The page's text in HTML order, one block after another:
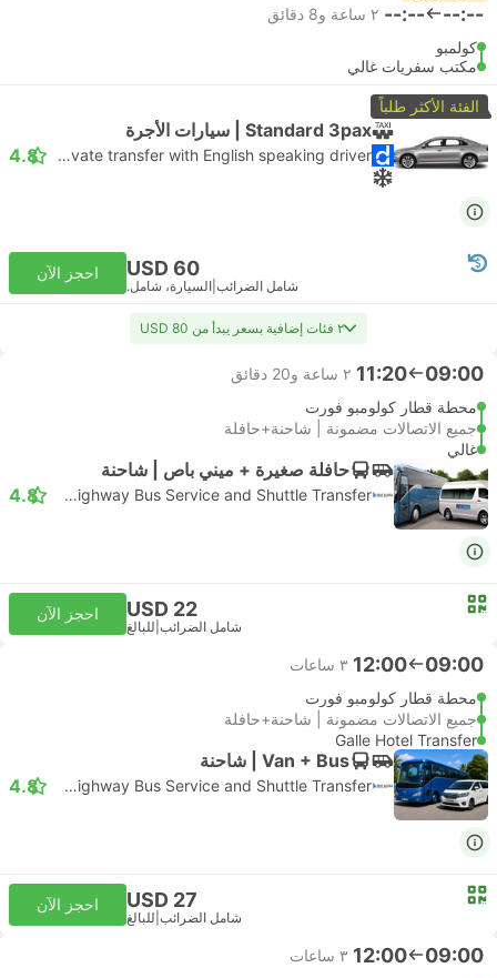
--:--
--:-- ٢ ساعة و‫8 دقائق
كولمبو
مكتب سفريات غالي
الفئة الأكثر طلباً
Standard 3pax | سيارات الأجرة
Daytrip private transfer with English speaking driver
4.8
USD 60
شامل الضرائب السيارة، شامل.
احجز الآن
٢ فئات إضافية بسعر يبدأ من USD 80
09:00
11:20 ٢ ساعة و‫20 دقائق
محطة قطار كولومبو فورت
جميع الاتصالات مضمونة | شاحنة+حافلة
غالي
حافلة صغيرة + ميني باص | شاحنة
SL Highway Bus Service and Shuttle Transfer
4.8
USD 22
شامل الضرائب للبالغ
احجز الآن
09:00
12:00 ٣ ساعات
محطة قطار كولومبو فورت
جميع الاتصالات مضمونة | شاحنة+حافلة
Galle Hotel Transfer
Van + Bus | شاحنة
SL Highway Bus Service and Shuttle Transfer
4.8
USD 27
شامل الضرائب للبالغ
احجز الآن
09:00
12:00 ٣ ساعات